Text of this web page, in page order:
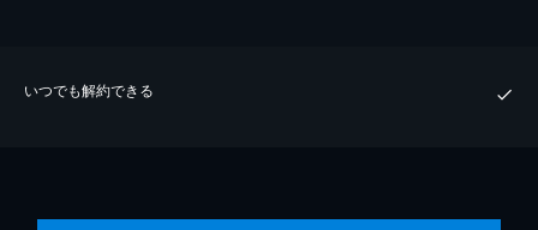
いつでも解約できる